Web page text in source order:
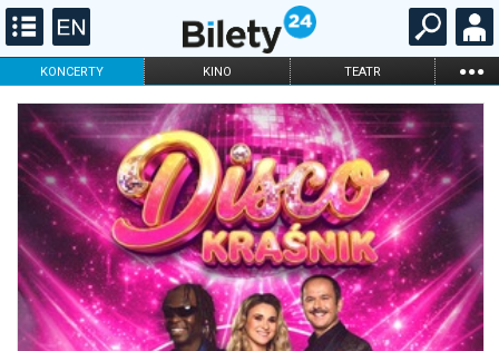
KONCERTY KINO TEATR ...
FILHARMONIA OPERA I BALET
STAND-UP
DLA DZIECI
ONLINE KARNETY